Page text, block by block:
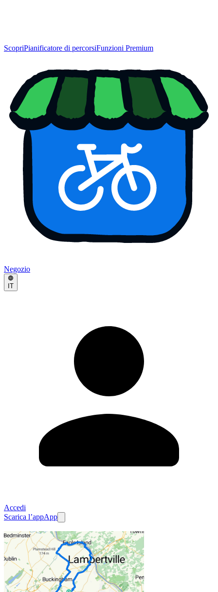
ScopriPianificatore di percorsiFunzioni Premium
Negozio
IT
Accedi
Scarica l’appApp